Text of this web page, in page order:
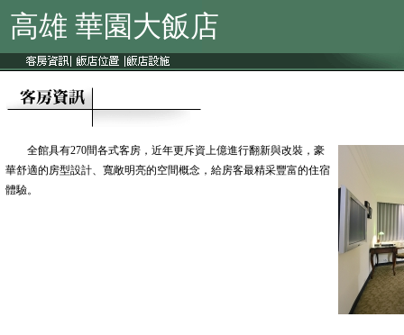
全館具有270間各式客房，近年更斥資上億進行翻新與改裝，豪
華舒適的房型設計、寬敞明亮的空間概念，給房客最精采豐富的住宿
體驗。
高雄 華園大飯店